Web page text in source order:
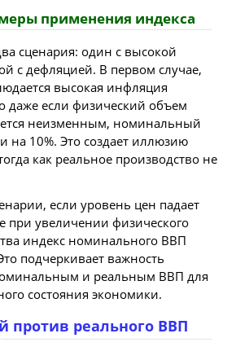
применения индекса
сценария: один с высокой
с дефляцией. В первом случае,
высокая инфляция
даже если физический объем
неизменным, номинальный
на 10%. Это создает иллюзию
как реальное производство не
если уровень цен падает
при увеличении физического
индекс номинального ВВП
подчеркивает важность
и реальным ВВП для
состояния экономики.
против реального ВВП